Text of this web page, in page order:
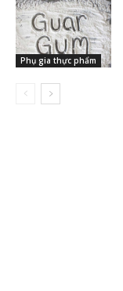
Phụ gia thực phẩm